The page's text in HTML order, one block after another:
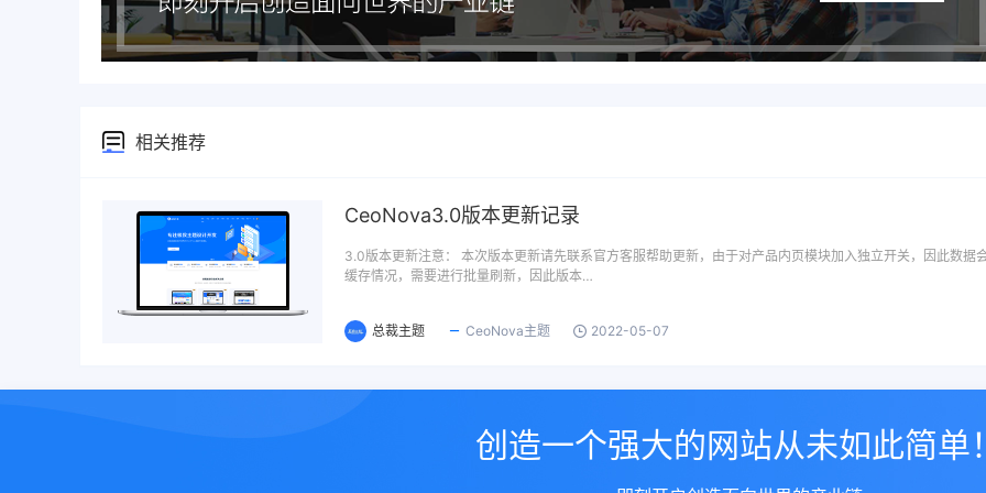
相关推荐
CeoNova3.0版本更新记录
3.0版本更新注意： 本次版本更新请先联系官方客服帮助更新，由于对产品内页模块加入独立开关，因此数据
缓存情况，需要进行批量刷新，因此版本…
总裁主题 CeoNova主题 2022-05-07
创造一个强大的网站从未如此简单